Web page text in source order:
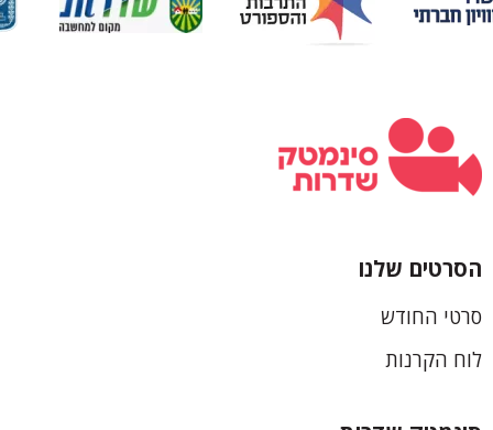
תחתונה
הסרטים שלנו
סרטי החודש
לוח הקרנות